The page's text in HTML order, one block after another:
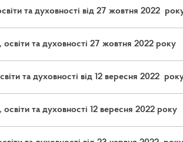
та духовності від 27 жовтня 2022
освіти та духовності 27 жовтня 2022 року
та духовності від 12 вересня 2022
та духовності 12 вересня 2022 року